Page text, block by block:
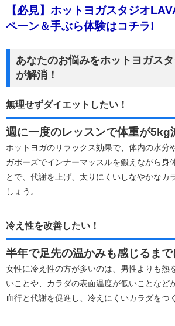
【必見】ホットヨガスタジオ
ペーン＆手ぶら体験はコチラ!
あなたのお悩みをホットヨガス
が解消！
無理せずダイエットしたい！
週に一度のレッスンで体重が5kg
ホットヨガのリラックス効果で、体内の水分
ガポーズでインナーマッスルを鍛えながら身
とで、代謝を上げ、太りにくいしなやかなカ
しょう。
冷え性を改善したい！
半年で足先の温かみも感じるまで
女性に冷え性の方が多いのは、男性よりも熱
いことや、カラダの表面温度が低いことなど
血行と代謝を促進し、冷えにくいカラダをつ